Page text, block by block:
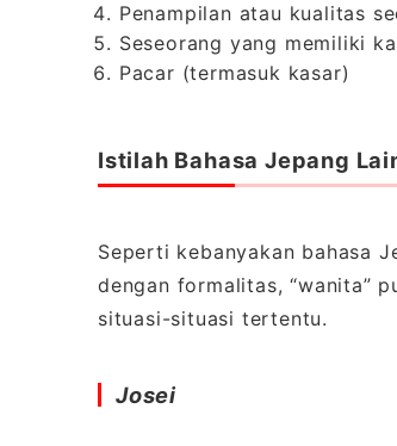
Penampilan atau kualitas
Seseorang yang memiliki
Pacar (termasuk kasar)
Istilah Bahasa Jepang
Seperti kebanyakan bahasa
dengan formalitas, “wanita”
situasi-situasi tertentu.
Josei